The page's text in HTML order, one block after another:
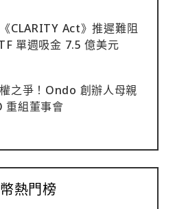
CLARITY Act》推遲難阻
單週吸金 7.5 億美元
之爭！Ondo 創辦人母親
重組董事會
熱門榜